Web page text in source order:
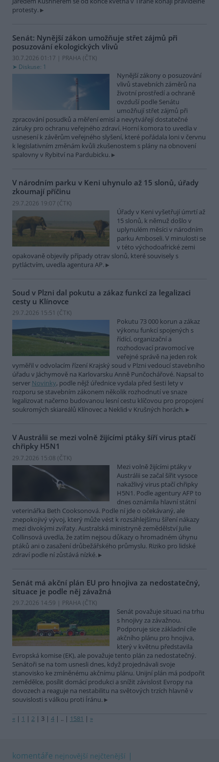
protesty.
Senát: Nynější zákon umožňuje střet zájmů při
posuzování ekologických vlivů
30.7.2026 01:17 | PRAHA (ČTK)
Diskuse: 1
Nynější zákony o posuzování
vlivů stavebních záměrů na
životní prostředí a ochraně
ovzduší podle Senátu
umožňují střet zájmů při
zpracování posudků a měření emisí a nevytvářejí dostatečné
záruky pro ochranu veřejného zdraví. Horní komora to uvedla v
usnesení k závěrům veřejného slyšení, které pořádala loni v červnu
k legislativním změnám kvůli zkušenostem s plány na obnovení
spalovny v Rybitví na Pardubicku.
V národním parku v Keni uhynulo až 15 slonů, úřady
zkoumají příčinu
29.7.2026 19:07 (ČTK)
Úřady v Keni vyšetřují úmrtí až
15 slonů, k němuž došlo v
uplynulém měsíci v národním
parku Amboseli. V minulosti se
v této východoafrické zemi
opakovaně objevily případy otrav slonů, které souvisely s
pytláctvím, uvedla agentura AP.
Soud v Plzni dal pokutu a zákaz funkcí za legalizaci
cesty u Klínovce
29.7.2026 15:51 (ČTK)
Pokutu 73 000 korun a zákaz
výkonu funkcí spojených s
řídící, organizační a
rozhodovací pravomocí ve
veřejné správě na jeden rok
vyměřil v odvolacím řízení Krajský soud v Plzni vedoucí stavebního
úřadu v Jáchymově na Karlovarsku Anně Punčochářové. Napsal to
server Novinky, podle nějž úřednice vydala před šesti lety v
rozporu se stavebním zákonem několik rozhodnutí ve snaze
legalizovat načerno budovanou lesní cestu klíčovou pro propojení
soukromých skiareálů Klínovec a Neklid v Krušných horách.
V Austrálii se mezi volně žijícími ptáky šíří virus ptačí
chřipky H5N1
29.7.2026 15:08 (ČTK)
Mezi volně žijícími ptáky v
Austrálii se začal šířit vysoce
nakažlivý virus ptačí chřipky
H5N1. Podle agentury AFP to
dnes oznámila hlavní státní
veterinářka Beth Cooksonová. Podle ní jde o očekávaný, ale
znepokojivý vývoj, který může vést k rozsáhlejšímu šíření nákazy
mezi divokými zvířaty. Australská ministryně zemědělství Julie
Collinsová uvedla, že zatím nejsou důkazy o hromadném úhynu
ptáků ani o zasažení drůbežářského průmyslu. Riziko pro lidské
zdraví podle ní zůstává nízké.
Senát má akční plán EU pro hnojiva za nedostatečný,
situace je podle něj závažná
29.7.2026 14:59 | PRAHA (ČTK)
Senát považuje situaci na trhu
s hnojivy za závažnou.
Podporuje sice základní cíle
akčního plánu pro hnojiva,
který v květnu představila
Evropská komise (EK), ale považuje tento plán za nedostatečný.
Senátoři se na tom usnesli dnes, když projednávali svoje
stanovisko ke zmíněnému akčnímu plánu. Unijní plán má podpořit
zemědělce, posílit domácí produkci a snížit závislost Evropy na
dovozech a reaguje na nestabilitu na světových trzích hlavně v
souvislosti s válkou proti Íránu.
« | 1 | 2 | 3 | 4 | .. | 1581 | »
komentáře nejnovější nejčtenější